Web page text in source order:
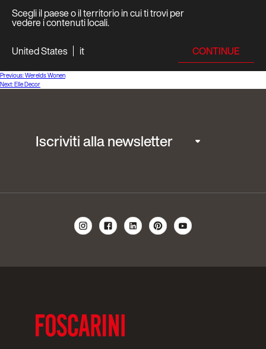
Scegli il paese o il territorio in cui ti trovi per
vedere i contenuti locali.
United States
it CONTINUE
Navigazione
articoli
Previous:Werelds Wonen
Next:Elle Decor
Iscriviti alla newsletter